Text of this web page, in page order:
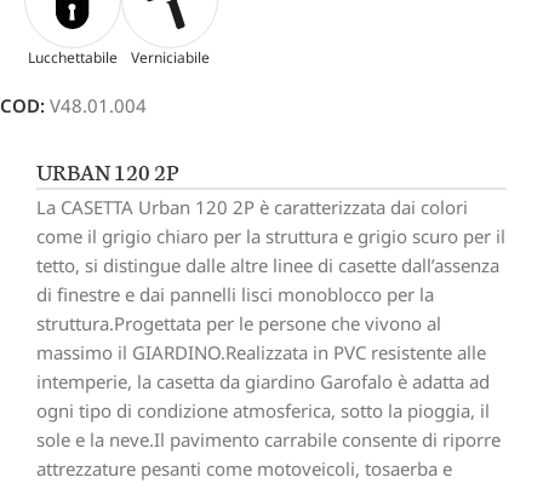
Lucchettabile Verniciabile
COD: V48.01.004
URBAN 120 2P
La CASETTA Urban 120 2P è caratterizzata dai colori
come il grigio chiaro per la struttura e grigio scuro per il
tetto, si distingue dalle altre linee di casette dall’assenza
di finestre e dai pannelli lisci monoblocco per la
struttura.Progettata per le persone che vivono al
massimo il GIARDINO.Realizzata in PVC resistente alle
intemperie, la casetta da giardino Garofalo è adatta ad
ogni tipo di condizione atmosferica, sotto la pioggia, il
sole e la neve.Il pavimento carrabile consente di riporre
attrezzature pesanti come motoveicoli, tosaerba e